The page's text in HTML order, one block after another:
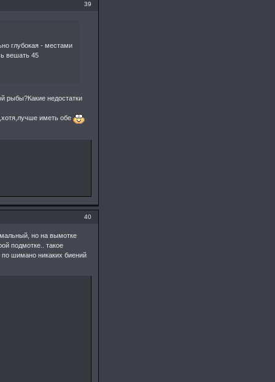
39
глубокая - местами
вешать 45
рыбы?Какие недостатки
иметь обе
40
но на вымотке
подмотке.. такое
шимано никаких биений